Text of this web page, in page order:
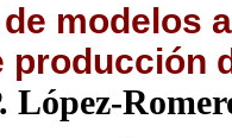
modelos
producción
López-